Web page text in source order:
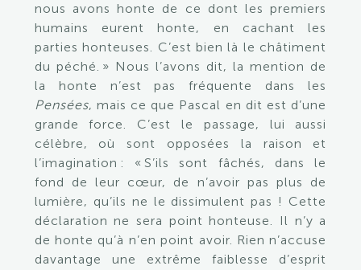
nous avons honte de ce dont les premiers
humains eurent honte, en cachant les
parties honteuses. C’est bien là le châtiment
du péché. » Nous l’avons dit, la mention de
la honte n’est pas fréquente dans les
Pensées, mais ce que Pascal en dit est d’une
grande force. C’est le passage, lui aussi
célèbre, où sont opposées la raison et
l’imagination : « S’ils sont fâchés, dans le
fond de leur cœur, de n’avoir pas plus de
lumière, qu’ils ne le dissimulent pas ! Cette
déclaration ne sera point honteuse. Il n’y a
de honte qu’à n’en point avoir. Rien n’accuse
davantage une extrême faiblesse d’esprit